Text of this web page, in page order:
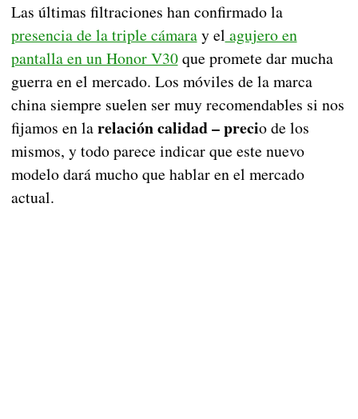
Las últimas filtraciones han confirmado la
presencia de la triple cámaray el agujero en
pantalla en un Honor V30que promete dar mucha
guerra en el mercado. Los móviles de la marca
china siempre suelen ser muy recomendables si nos
fijamos en larelación calidad – precio de los
mismos, y todo parece indicar que este nuevo
modelo dará mucho que hablar en el mercado
actual.